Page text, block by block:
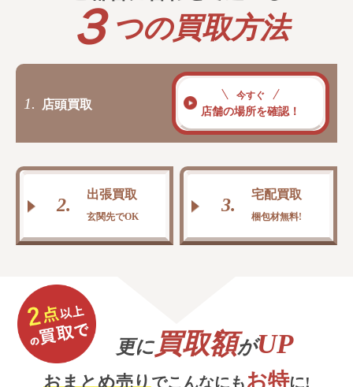
３ つの買取方法
1. 店頭買取
今すぐ
店舗の場所を確認！
2.
出張買取
玄関先でOK
3.
宅配買取
梱包材無料!
更に買取額がUP
おまとめ売りでこんなにもお特に!